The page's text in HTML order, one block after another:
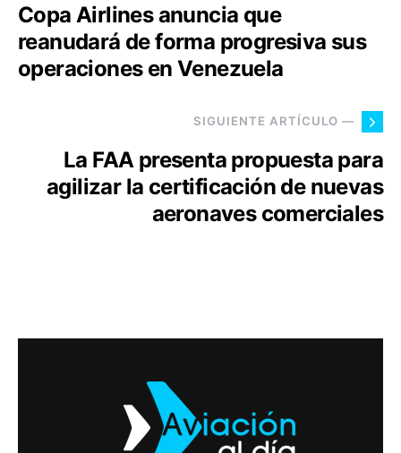
Copa Airlines anuncia que
reanudará de forma progresiva sus
operaciones en Venezuela
SIGUIENTE ARTÍCULO —
La FAA presenta propuesta para
agilizar la certificación de nuevas
aeronaves comerciales